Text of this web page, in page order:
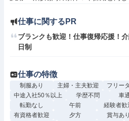
仕事に関するPR
ブランクも歓迎！仕事復帰応援！
日制
仕事の特徴
制服あり 主婦・主夫歓迎 フリー
中途入社50％以上
学歴不問 車
転勤なし
午前 経験者歓
有資格者歓迎
夕方 賞与あり